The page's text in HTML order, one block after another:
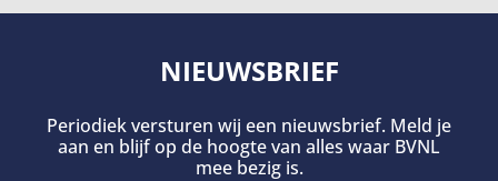
NIEUWSBRIEF
Periodiek versturen wij een nieuwsbrief. Meld je
aan en blijf op de hoogte van alles waar BVNL
mee bezig is.